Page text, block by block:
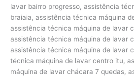
lavar bairro progresso, assistência
braiaia, assistência técnica máquina
assistência técnica máquina de lavar
assistência técnica máquina de lavar
assistência técnica máquina de lavar
técnica máquina de lavar centro itu,
máquina de lavar chácara 7 quedas,